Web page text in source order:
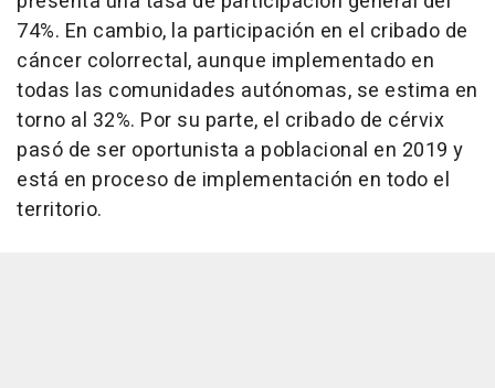
74%. En cambio, la participación en el cribado de
cáncer colorrectal, aunque implementado en
todas las comunidades autónomas, se estima en
torno al 32%. Por su parte, el cribado de cérvix
pasó de ser oportunista a poblacional en 2019 y
está en proceso de implementación en todo el
territorio.